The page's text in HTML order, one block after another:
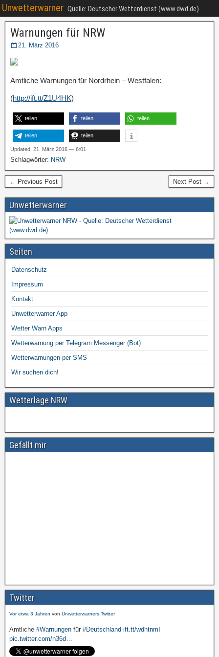
Unwetterwarner Quelle: Deutscher Wetterdienst (www.dwd.de)
Warnungen für NRW
21. März 2016
Amtliche Warnungen für Nordrhein – Westfalen:
(http://ift.tt/Z1U4HK)
teilen teilen teilen
teilen teilen
Updated: 21. März 2016 — 6:01
Schlagwörter: NRW
← Previous Post Next Post →
Unwetterwarner
Seiten
Datenschutz
Impressum
Kontakt
Unwetterwarner App
Wetter Warn Apps
Wetterwarnung per Telegram Messenger (Bot)
Wetterwarnungen per SMS
Wir suchen dich!
Wetterlage NRW
Gefällt mir
Twitter
Amtliche#Warnungenfür#Deutschland ift.tt/wdhtnmI
pic.twitter.com/cmFX…
pic.twitter.com/n36d…
Vor etwa 3 JahrenvonUnwetterwarners Twitter